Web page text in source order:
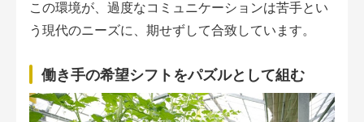
この環境が、過度なコミュニケーションは苦手とい
う現代のニーズに、期せずして合致しています。
働き手の希望シフトをパズルとして組む